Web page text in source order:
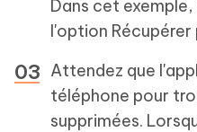
Dans cet
l'option Récupérer
Attendez que
téléphone pour
supprimées.